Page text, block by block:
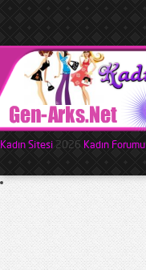
Kadın Sitesi 2026 Kadın Forumu